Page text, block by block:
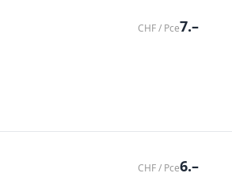
CHF / Pce7.–
CHF / Pce6.–